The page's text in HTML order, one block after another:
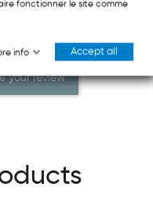
your review
fonctionner le site comme
info Accept all